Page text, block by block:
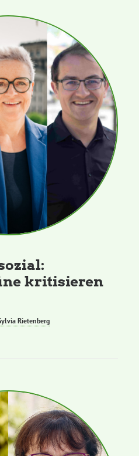
kritisieren
Rietenberg